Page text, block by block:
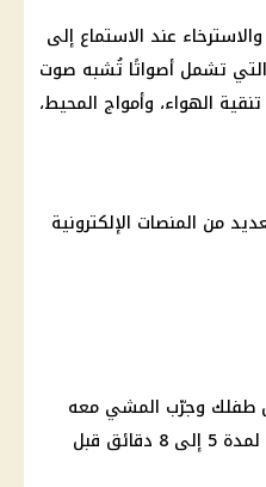
عند الاستماع إلى
تشمل أصواتًا تُشبه صوت
الهواء، وأمواج المحيط،
من المنصات الإلكترونية
طفلك وجرّب المشي معه
لمدة 5 دقائق، ثم اجعله يجلس لمدة 5 إلى 8 دقائق قبل